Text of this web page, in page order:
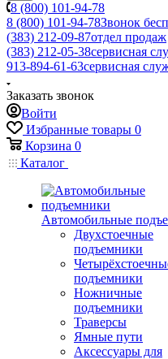
8 (800) 101-94-78
8 (800) 101-94-78Звонок
(383) 212-09-87отдел продаж
(383) 212-05-38сервисная
913-894-61-63сервисная
Заказать звонок
Войти
Избранные товары 0
Корзина 0
Каталог
Автомобильные
Двухстоечные
подъемники
подъемники
Ножничные
подъемники
Траверсы
Ямные пути
Аксессуары для